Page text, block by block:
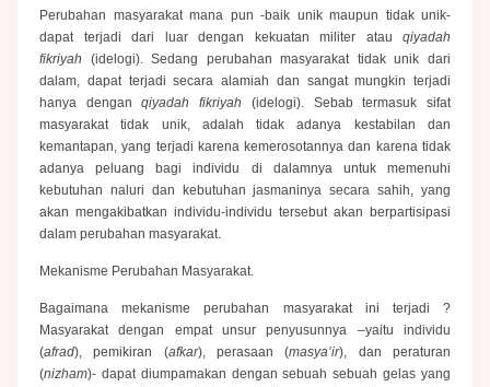
Perubahan masyarakat mana pun -baik unik maupun tidak unik-
dapat terjadi dari luar dengan kekuatan militer atau qiyadah
fikriyah (idelogi). Sedang perubahan masyarakat tidak unik dari
dalam, dapat terjadi secara alamiah dan sangat mungkin terjadi
hanya denganqiyadah fikriyah (idelogi). Sebab termasuk sifat
masyarakat tidak unik, adalah tidak adanya kestabilan dan
kemantapan, yang terjadi karena kemerosotannya dan karena tidak
adanya peluang bagi individu di dalamnya untuk memenuhi
kebutuhan naluri dan kebutuhan jasmaninya secara sahih, yang
akan mengakibatkan individu-individu tersebut akan berpartisipasi
dalam perubahan masyarakat.
Mekanisme Perubahan Masyarakat.
Bagaimana mekanisme perubahan masyarakat ini terjadi ?
Masyarakat dengan empat unsur penyusunnya –yaitu individu
(afrad), pemikiran (afkar), perasaan (masya’ir), dan peraturan
(nizham)- dapat diumpamakan dengan sebuah sebuah gelas yang